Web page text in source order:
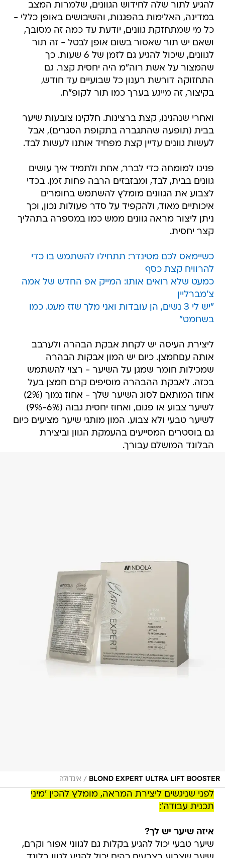
להגיע לתור שלה לחידוש הגוונים, שלמרות המצב
במדינה, האלימות בהפגנות, והשיבושים באופן כללי -
כל מי שמתחזקת גוונים, יודעת עד כמה זה מסובך,
ושאם יש תור שאסור בשום אופן לבטל - זה תור
לגוונים, שיכול להגיע גם לזמן של 6 שעות. כך
שהמצור על אשת רוה"מ היה יחסית קצר. גם
התחזוקה דורשת רענון כל שבועיים עד חודש,
בקיצור, זה מייגע בערך כמו תור לקופ"ח.
ואחרי שנהנינו, קצת ברצינות. חלקינו צובעות שיער
בבית (תופעה שהתגברה בתקופת הסגרים), אבל
לעשות גוונים עדיין קצת מפחיד אותנו לעשות לבד.
פנינו למומחה כדי לברר, אחת ולתמיד איך עושים
גוונים בבית, לבד, ומבזבזים הרבה פחות זמן. בכדי
לצבוע את הגוונים מומלץ להשתמש בחומרים
איכותיים מאוד, ולהקפיד על סדר פעולות נכון, וכך
ניתן ליצור מראה גוונים ממש כמו במספרה בתהליך
קצר יחסית.
כשיימאס לכם מטינדר: תתחילו להשתמש בו כדי
להרוויח קצת כסף
כמעט שלא רואים אותו: המייק אפ החדש של אמה
צ'מברליין
"יש לי 3 נשים, הן עובדות ואני מלך שזז מעט. כמו
בשחמט"
ליצירת העיסה יש לקחת אבקת הבהרה ולערבב
אותה עםחמצן. כיום יש המון אבקות הבהרה
שמכילות חומר שמגן על השיער - רצוי להשתמש
בכזה. לאבקת ההבהרה מוסיפים קרם חמצן בעל
אחוז המותאם לסוג השיער שלך - אחוז נמוך (2%)
לשיער צבוע או פגום, ואחוז יחסית גבוה (6%-9%)
לשיער טבעי ולא צבוע. המון מותגי שיער מציעים כיום
גם בוסטרים המסייעים בהעמקת הגוון וביצירת
הבלונד המושלם עבורך.
BLOND EXPERT ULTRA LIFT BOOSTER
/ אינדולה
לפני שניגשים ליצירת המראה, מומלץ להכין 'מיני
תכנית עבודה':
איזה שיער יש לך?
שיער טבעי יכול להגיע בקלות גם לגווני אפור וקרם,